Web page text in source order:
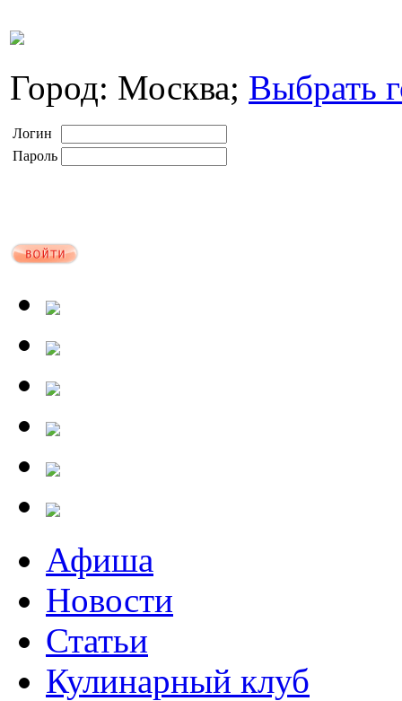
Город: Москва; Выбрать
Логин
Пароль
Афиша
Новости
Статьи
Кулинарный клуб